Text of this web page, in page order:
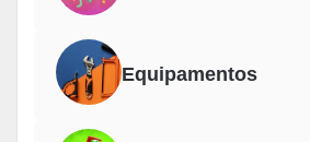
Equipamentos